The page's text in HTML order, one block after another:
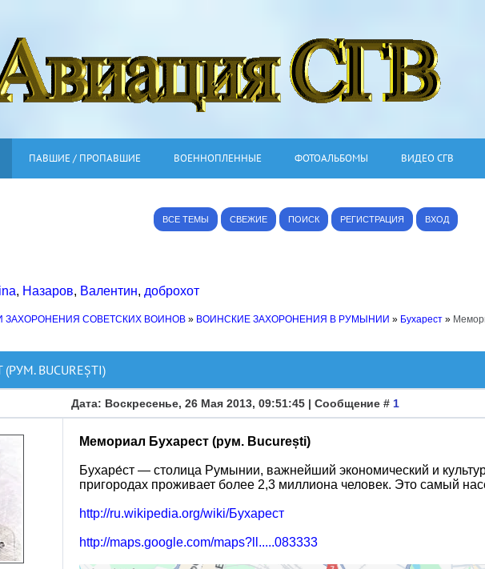
ПАВШИЕ / ПРОПАВШИЕ ВОЕННОПЛЕННЫЕ ФОТОАЛЬБОМЫ ВИДЕО СГВ
ВСЕ ТЕМЫ СВЕЖИЕ ПОИСК РЕГИСТРАЦИЯ ВХОД
, Назаров, Валентин, доброхот
ЗАХОРОНЕНИЯ СОВЕТСКИХ ВОИНОВ » ВОИНСКИЕ ЗАХОРОНЕНИЯ В РУМЫНИИ » Бухарест »
BUCUREȘTI)
Дата: Воскресенье, 26 Мая 2013, 09:51:45 | Сообщение # 1
Мемориал Бухарест (рум. București)
Бухаре́ст — столица Румынии, важнейший экономический и
пригородах проживает более 2,3 миллиона человек. Это самый
http://ru.wikipedia.org/wiki/Бухарест
http://maps.google.com/maps?ll.....083333